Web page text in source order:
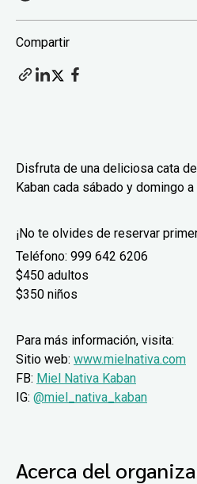
Compartir
Disfruta de una deliciosa cata
Kaban cada sábado y domingo
¡No te olvides de reservar
Teléfono: 999 642 6206
$450 adultos
$350 niños
Para más información, visita:
Sitio web: www.mielnativa.com
FB: Miel Nativa Kaban
IG: @miel_nativa_kaban
Acerca del